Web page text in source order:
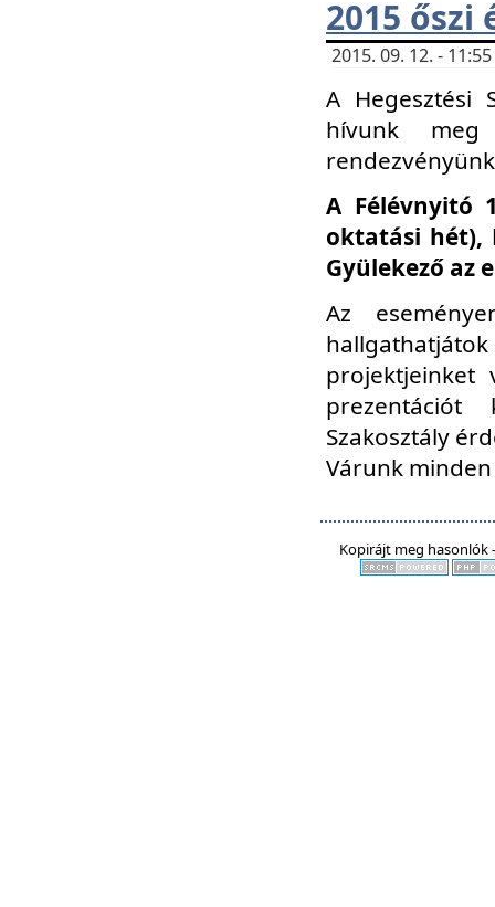
2015
2015. 09. 12. -
A Hegesztési
hívunk
A Félévnyitó
oktatási hét),
Gyülekező az
Az
Szakosztály
Várunk
Kopirájt meg hasonlók